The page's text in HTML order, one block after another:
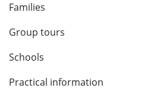
Families
Group tours
Schools
Practical information